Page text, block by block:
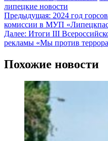
липецкие новости
Навигация
по
записям
Предыдущая: 2024 год
комиссии в МУП
Далее: Итоги III
рекламы «Мы против
Похожие новости